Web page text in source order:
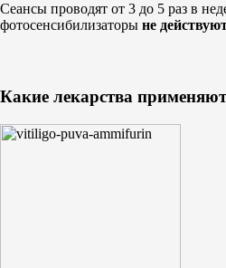
Сеансы проводят от 3 до 5 раз в
фотосенсибилизаторы не
Какие лекарства